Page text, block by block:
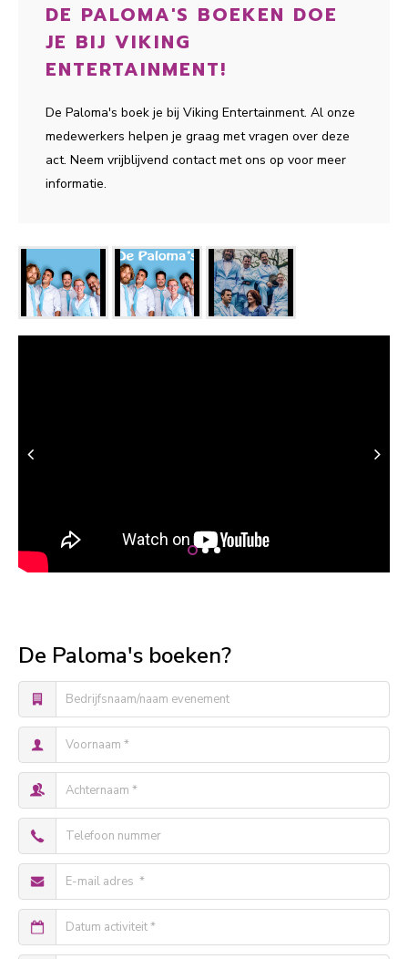
DE PALOMA'S BOEKEN DOE
JE BIJ VIKING
ENTERTAINMENT!
De Paloma's boek je bij Viking Entertainment. Al onze
medewerkers helpen je graag met vragen over deze
act. Neem vrijblijvend contact met ons op voor meer
informatie.
De Paloma's boeken?